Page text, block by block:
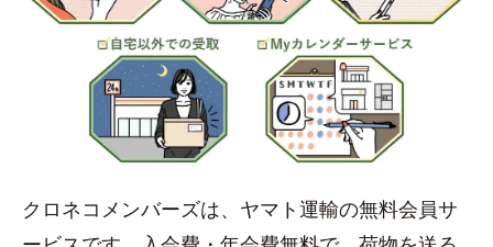
クロネコメンバーズは、ヤマト運輸の無料会員サ